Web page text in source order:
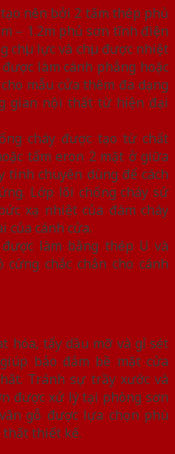
nên bởi 2 tấm thép phủ
– 1.2m phủ sơn tĩnh điện
chịu lực và chịu được nhiệt
làm cánh phẳng hoặc
mẫu cửa thêm đa dạng
gian nội thất từ hiện đại
cháy được tạo từ chất
tấm eron 2 mặt ở giữa
tinh chuyên dùng để cách
Lớp lõi chống cháy sử
xạ nhiệt của đám cháy
của cánh cửa.
làm bằng thép U và
chắc chắn cho cánh
hóa, tẩy dầu mỡ và gỉ sét
bảo đảm bề mặt cửa
Tránh sự trầy xước và
được xử lý tại phòng sơn
gỗ được lựa chọn phù
thiết kế.